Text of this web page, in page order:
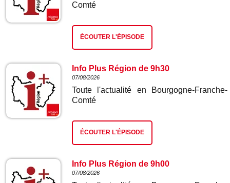
Comté
ÉCOUTER L'ÉPISODE
Info Plus Région de 9h30
07/08/2026
Toute l'actualité en Bourgogne-Franche-
Comté
ÉCOUTER L'ÉPISODE
Info Plus Région de 9h00
07/08/2026